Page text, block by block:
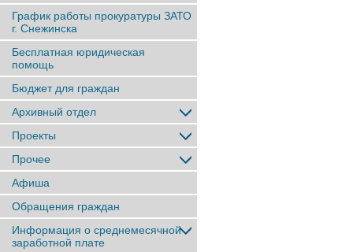
График работы прокуратуры ЗАТО
г. Снежинска
Бесплатная юридическая
помощь
Бюджет для граждан
Архивный отдел
Проекты
Прочее
Афиша
Обращения граждан
Информация о среднемесячной
заработной плате